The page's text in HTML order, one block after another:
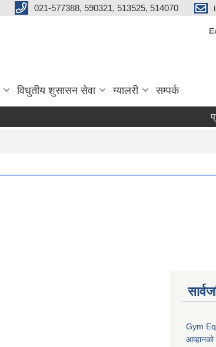
021-577388, 590321, 513525, 514070
विधुतीय शुसासन सेवा ग्यालरी सम्पर्क
Gym